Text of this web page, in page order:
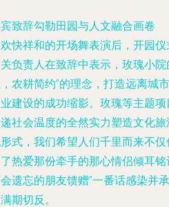
致辞勾勒田园与人文融合画卷
快祥和的开场舞表演后，开园
负责人在致辞中表示，玫瑰小
农耕简约”的理念，打造远离城
建设的成功缩影。玫瑰等主题
社会温度的全然实力塑造文化
式，我们希望人们千里而来不
热爱那份牵手的那心情侣倾耳
遗忘的朋友馈赠”一番话感染并
期切反。